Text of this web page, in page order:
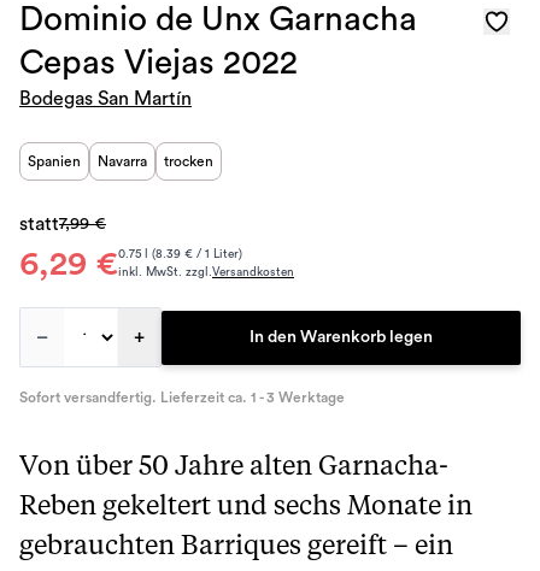
Dominio de Unx Garnacha
Cepas Viejas 2022
Bodegas San Martín
Spanien Navarra trocken
6,29 €
statt7,99 €
0.75 l (8.39 € / 1 Liter)
inkl. MwSt. zzgl.Versandkosten
– + In den Warenkorb legen
Sofort versandfertig. Lieferzeit ca. 1 - 3 Werktage
Von über 50 Jahre alten Garnacha-
Reben gekeltert und sechs Monate in
gebrauchten Barriques gereift – ein